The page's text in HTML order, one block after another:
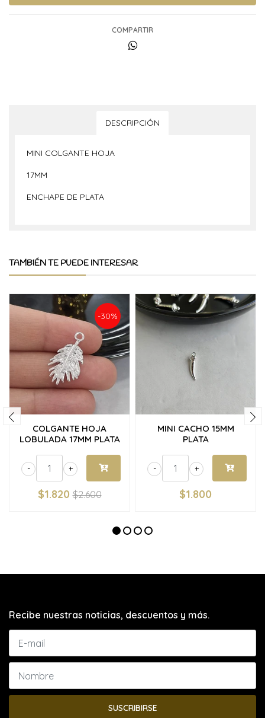
COMPARTIR
DESCRIPCIÓN
MINI COLGANTE HOJA
17MM
ENCHAPE DE PLATA
TAMBIÉN TE PUEDE INTERESAR
-30%
COLGANTE HOJA
LOBULADA 17MM PLATA
+
-
$1.820 $2.600
MINI CACHO 15MM
PLATA
+
-
$1.800
Recibe nuestras noticias, descuentos y más.
SUSCRIBIRSE